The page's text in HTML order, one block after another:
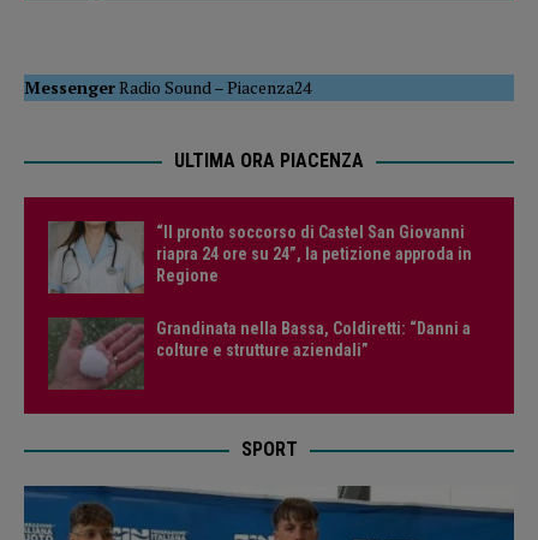
MessengerRadio Sound–Piacenza24
ULTIMA ORA PIACENZA
“Il pronto soccorso di Castel San Giovanni
riapra 24 ore su 24”, la petizione approda in
Regione
Grandinata nella Bassa, Coldiretti: “Danni a
colture e strutture aziendali”
SPORT